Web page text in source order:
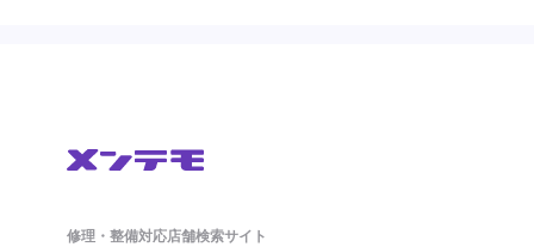
修理・整備対応店舗検索サイト